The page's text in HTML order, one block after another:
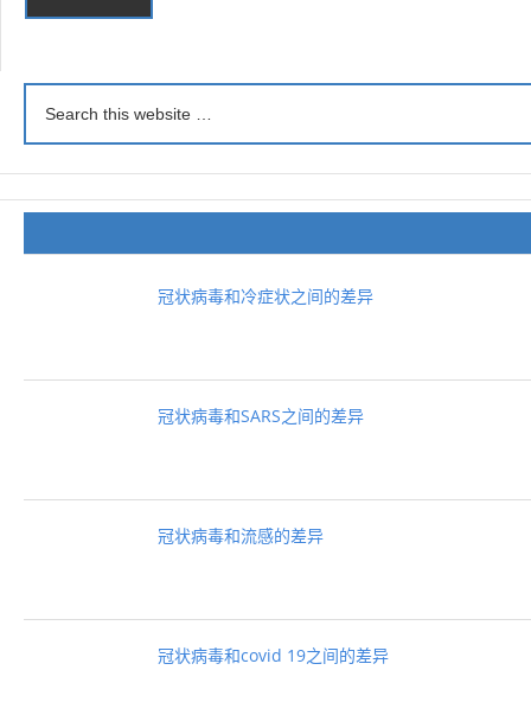
冠状病毒和冷症状之间的差异
冠状病毒和SARS之间的差异
冠状病毒和流感的差异
冠状病毒和covid 19之间的差异